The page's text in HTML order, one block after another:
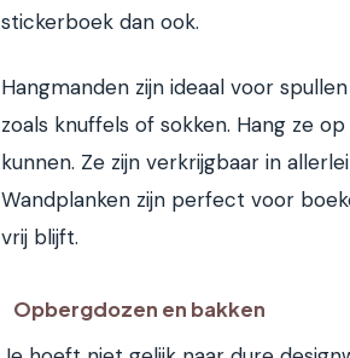
stickerboek dan ook.
Hangmanden zijn ideaal voor
zoals knuffels of sokken. Hang ze
kunnen. Ze zijn verkrijgbaar in
Wandplanken zijn perfect voor
vrij blijft.
Opbergdozen en bakken